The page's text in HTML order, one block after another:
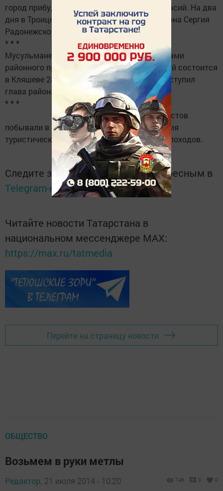
город прибудет владыка Татарстана Анастасий. На два
дня в Троицкий собор будет привезена и икона Сергия
Радонежского.
* * *
Мусульмане района смогут стать участниками
районного праздника Ураза байрам, который состоится
в Кляшеве 28 июля. С такой инциативой выступил
глава района Валерий Чершинцев.
* * *
Около трех тысяч туристов
побывали в нашем районе с начала открытия
туристического сезона. Принято уже 17 теплоходов.
Следите за самым важным и интересным в
Telegram-каналеТатмедиа
Читайте новости Татарстана в
национальном мессенджере MАХ:
https://max.ru/tatmedia
Перейти на страницу новости
ОБЩЕСТВО
Возьмем в руки метлы
Редактор, 21 июля 2014 - 10:20 746 0 0